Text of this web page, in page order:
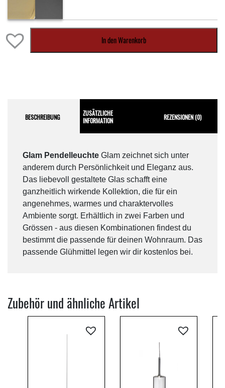
In den Warenkorb
BESCHREIBUNG
ZUSÄTZLICHE
INFORMATION
REZENSIONEN (0)
Glam Pendelleuchte Glam zeichnet sich unter
anderem durch Persönlichkeit und Eleganz aus.
Das liebevoll gestaltete Glas schafft eine
ganzheitlich wirkende Kollektion, die für ein
angenehmes, warmes und charaktervolles
Ambiente sorgt. Erhältlich in zwei Farben und
Grössen - aus diesen Kombinationen findest du
bestimmt die passende für deinen Wohnraum. Das
passende Glühmittel legen wir dir kostenlos bei.
Zubehör und ähnliche Artikel